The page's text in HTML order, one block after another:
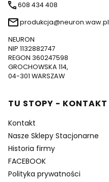
608 434 408
produkcja@neuron.waw.pl
NEURON
NIP 1132882747
REGON 360247598
GROCHOWSKA 114,
04-301 WARSZAW
Linki w stopce
TU STOPY - KONTAKT
Kontakt
Nasze Sklepy Stacjonarne
Historia firmy
FACEBOOK
Polityka prywatności